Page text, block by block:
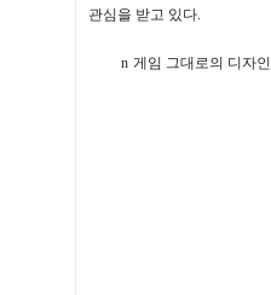
관심을 받고 있다.
n 게임 그대로의 디자인